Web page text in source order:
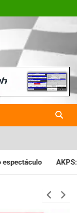
en
la IGJ y oficializó el